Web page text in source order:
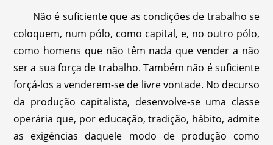
Não é suficiente que as condições de trabalho se
coloquem, num pólo, como capital, e, no outro pólo,
como homens que não têm nada que vender a não
ser a sua força de trabalho. Também não é suficiente
forçá-los a venderem-se de livre vontade. No decurso
da produção capitalista, desenvolve-se uma classe
operária que, por educação, tradição, hábito, admite
as exigências daquele modo de produção como